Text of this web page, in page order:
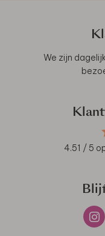
We zijn
4.51 / 5